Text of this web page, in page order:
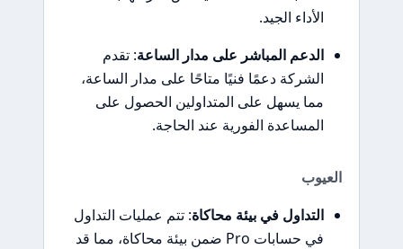
الأداء الجيد.
الدعم المباشر على مدار الساعة: تقدم
الشركة دعمًا فنيًا متاحًا على مدار الساعة،
مما يسهل على المتداولين الحصول على
المساعدة الفورية عند الحاجة.
العيوب
التداول في بيئة محاكاة: تتم عمليات التداول
في حسابات Pro ضمن بيئة محاكاة، مما قد